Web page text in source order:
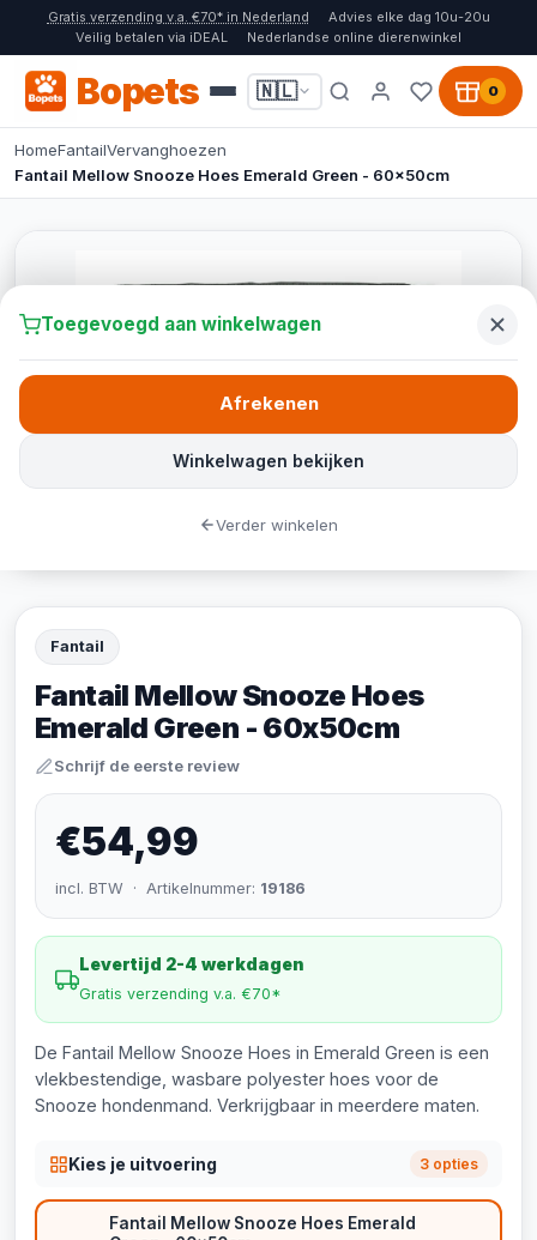
Gratis verzending v.a. €70* in Nederland
Advies elke dag 10u-20u
Veilig betalen via iDEAL
Nederlandse online dierenwinkel
Bopets 🇳🇱 0
HomeFantailVervanghoezen
Fantail Mellow Snooze Hoes Emerald Green - 60x50cm
Fantail
Fantail Mellow Snooze Hoes
Emerald Green - 60x50cm
Schrijf de eerste review
€54,99
incl. BTW · Artikelnummer: 19186
Levertijd 2-4 werkdagen
Gratis verzending v.a. €70*
De Fantail Mellow Snooze Hoes in Emerald Green is een
vlekbestendige, wasbare polyester hoes voor de
Snooze hondenmand. Verkrijgbaar in meerdere maten.
Kies je uitvoering 3 opties
Fantail Mellow Snooze Hoes Emerald
Toegevoegd aan winkelwagen
Winkelwagen bekijken
Afrekenen
Verder winkelen